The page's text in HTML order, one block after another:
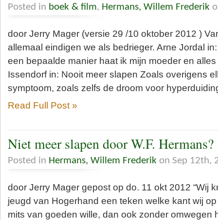
Posted in boek & film, Hermans, Willem Frederik
door Jerry Mager (versie 29 /10 oktober 2012 )
allemaal eindigen we als bedrieger. Arne Jordal
een bepaalde manier haat ik mijn moeder en
Issendorf in: Nooit meer slapen Zoals overigens
symptoom, zoals zelfs de droom voor
Read Full Post »
Niet meer slapen door W.F. Hermans?
Posted in Hermans, Willem Frederik on Sep 12th,
door Jerry Mager gepost op do. 11 okt 2012 “Wij
jeugd van Hogerhand een teken welke kant wij
mits van goeden wille, dan ook zonder omwegen